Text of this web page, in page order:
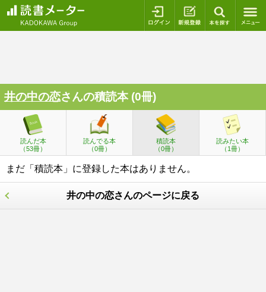
ログイン 新規登録
井の中の恋さんの積読本 (0冊)
読んだ本
（53冊）
読んでる本
（0冊）
積読本
（0冊）
読みたい本
（1冊）
まだ「積読本」に登録した本はありません。
井の中の恋さんのページに戻る